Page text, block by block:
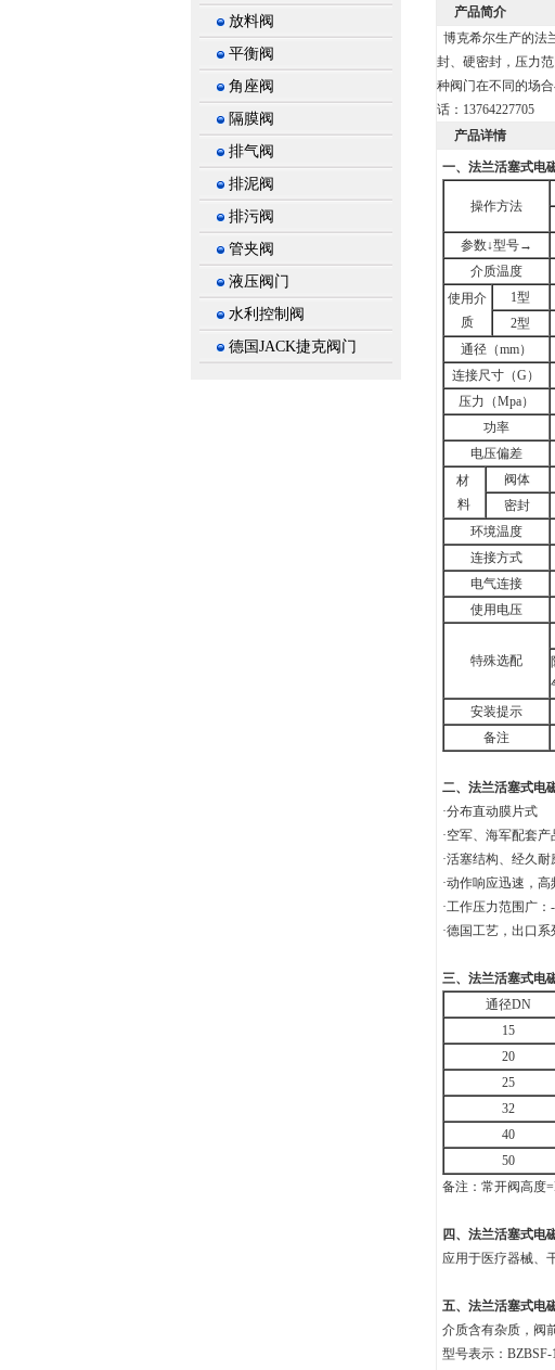
放料阀
平衡阀
角座阀
隔膜阀
排气阀
排泥阀
排污阀
管夹阀
液压阀门
水利控制阀
德国JACK捷克阀门
产品简介
博克希尔生产的法
封、硬密封，压力
种阀门在不同的场
话：13764227705
产品详情
一、 法兰活塞式电
操作方法
参数↓型号→
介质温度
使用介
质
1型
2型
通径（mm）
连接尺寸（G）
压力（Mpa）
功率
电压偏差
材
料
阀体
密封
环境温度
连接方式
电气连接
使用电压
特殊选配
安装提示
备注
二、 法兰活塞式电
·分布直动膜片式
·空军、海军配套产
·活塞结构、经久耐
·动作响应迅速，高
·工作压力范围广：
·德国工艺，出口
三、 法兰活塞式电
通径DN
15
20
25
32
40
50
备注：常开阀高度
四、 法兰活塞式电
应用于医疗器械、
五、 法兰活塞式电
介质含有杂质，阀
型号表示：